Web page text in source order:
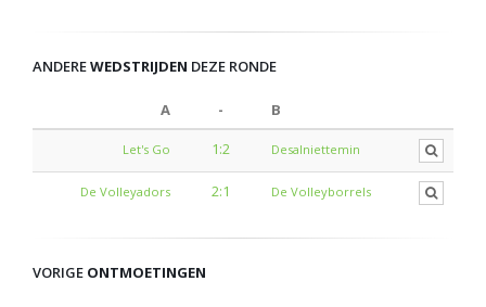
ANDEREWEDSTRIJDEN DEZE RONDE
A - B
Let's Go 1:2 Desalniettemin
De Volleyadors 2:1 De Volleyborrels
VORIGE ONTMOETINGEN